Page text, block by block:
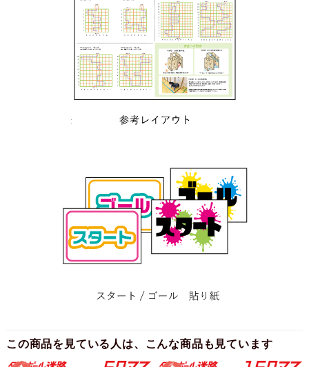
この商品を見ている人は、こんな商品も見ています